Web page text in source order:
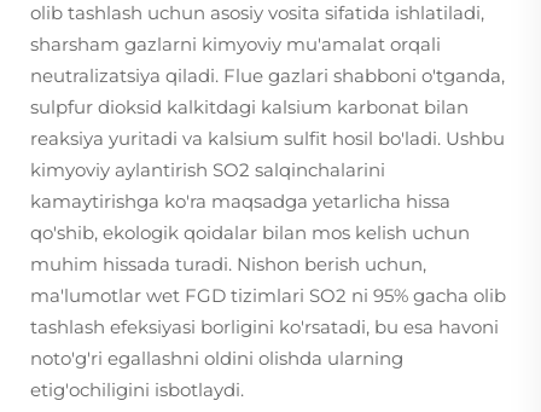
olib tashlash uchun asosiy vosita sifatida ishlatiladi,
sharsham gazlarni kimyoviy mu'amalat orqali
neutralizatsiya qiladi. Flue gazlari shabboni o'tganda,
sulpfur dioksid kalkitdagi kalsium karbonat bilan
reaksiya yuritadi va kalsium sulfit hosil bo'ladi. Ushbu
kimyoviy aylantirish SO2 salqinchalarini
kamaytirishga ko'ra maqsadga yetarlicha hissa
qo'shib, ekologik qoidalar bilan mos kelish uchun
muhim hissada turadi. Nishon berish uchun,
ma'lumotlar wet FGD tizimlari SO2 ni 95% gacha olib
tashlash efeksiyasi borligini ko'rsatadi, bu esa havoni
noto'g'ri egallashni oldini olishda ularning
etig'ochiligini isbotlaydi.